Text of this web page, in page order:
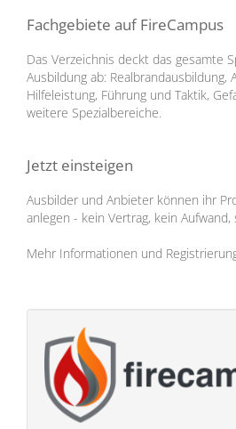
Fachgebiete auf FireCampus
Das Verzeichnis deckt das gesamte
Ausbildung ab: Realbrandausbildung,
Hilfeleistung, Führung und Taktik,
weitere Spezialbereiche.
Jetzt einsteigen
Ausbilder und Anbieter können ihr
anlegen - kein Vertrag, kein
Mehr Informationen und